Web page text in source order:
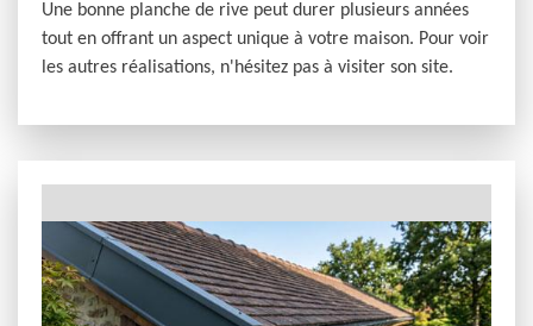
Une bonne planche de rive peut durer plusieurs années
tout en offrant un aspect unique à votre maison. Pour voir
les autres réalisations, n'hésitez pas à visiter son site.